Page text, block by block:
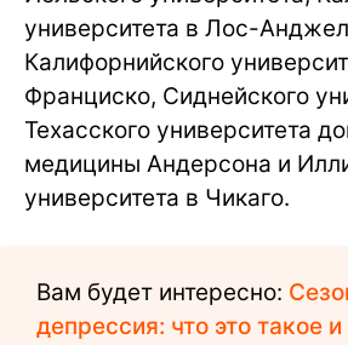
университета в Лос-
Калифорнийского
Франциско, Сиднейского
Техасского университета
медицины Андерсона и
университета в Чикаго.
Вам будет интересно:
депрессия: что это такое